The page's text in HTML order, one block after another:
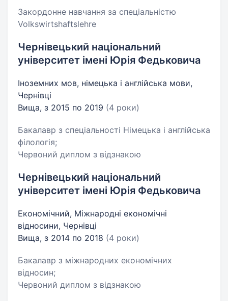
Закордонне навчання за спеціальністю
Volkswirtshaftslehre
Чернівецький національний
університет імені Юрія Федьковича
Іноземних мов, німецька і англійська мови,
Чернівці
Вища, з 2015 по 2019 (4 роки)
Бакалавр з спеціальності Німецька і англійська
філологія;
Червоний диплом з відзнакою
Чернівецький національний
університет імені Юрія Федьковича
Економічний, Міжнародні економічні
відносини, Чернівці
Вища, з 2014 по 2018 (4 роки)
Бакалавр з міжнародних економічних
відносин;
Червоний диплом з відзнакою